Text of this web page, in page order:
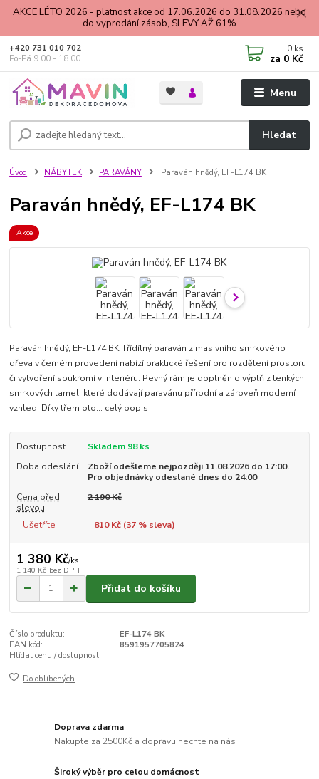
AKCE LÉTO 2026 - platnost akce od 17.06.2026 do 31.08.2026 nebo
do vyprodání zásob, SLEVY AŽ 61%
Menu
Hledat
+420 731 010 702
Po-Pá 9.00 - 18.00
0 ks
za 0 Kč
Úvod NÁBYTEK PARAVÁNY Paraván hnědý, EF-L174 BK
Paraván hnědý, EF-L174 BK
Akce
Paraván hnědý, EF-L174 BK Třídílný paraván z masivního smrkového
dřeva v černém provedení nabízí praktické řešení pro rozdělení prostoru
či vytvoření soukromí v interiéru. Pevný rám je doplněn o výplň z tenkých
smrkových lamel, které dodávají paravánu přírodní a zároveň moderní
vzhled. Díky třem oto... celý popis
Dostupnost
Skladem 98 ks
Doba odeslání
Zboží odešleme nejpozději 11.08.2026 do 17:00.
Pro objednávky odeslané dnes do 24:00
Cena před
slevou
2 190 Kč
Ušetříte 810 Kč (37% sleva)
1 380 Kč/ks
1 140 Kč bez DPH
Přidat do košíku
Číslo produktu:
EF-L174 BK
EAN kód:
8591957705824
Hlídat cenu / dostupnost
Do oblíbených
Doprava zdarma
Nakupte za 2500Kč a dopravu nechte na nás
Široký výběr pro celou domácnost